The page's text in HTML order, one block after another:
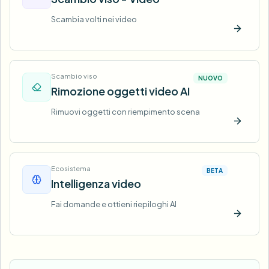
Scambia volti nei video
Prova
Scambio viso
Rimozione oggetti video AI
NUOVO
Rimuovi oggetti con riempimento scena
Prova
Ecosistema
Intelligenza video
BETA
Fai domande e ottieni riepiloghi AI
Prova